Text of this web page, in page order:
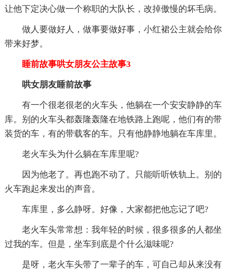
让他下定决心做一个称职的大队长，改掉傲慢的坏毛病。
做人要做好人，做事要做好事，小红裙公主就会给你
带来好梦。
睡前故事哄女朋友公主故事3
哄女朋友睡前故事
有一个很老很老的火车头，他躺在一个安安静静的车
库。别的火车头都轰隆轰隆在地铁路上跑呢，他们有的带
装货的车，有的带载客的车。只有他静静地躺在车库里。
老火车头为什么躺在车库里呢?
因为他老了。再也跑不动了。只能听听铁轨上。别的
火车跑起来发出的声音。
车库里，多么静呀。好像，大家都把他忘记了吧?
老火车头常常想：我年轻的时候，很多很多的人都坐
过我的车。但是，坐车到底是个什么滋味呢?
是呀，老火车头带了一辈子的车，可自己却从来没有